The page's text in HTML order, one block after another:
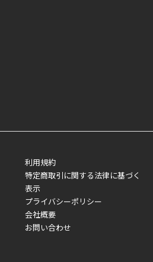
ご了承ください。
かります
が使用できない場合がございま
業日に発送いたします。「お取り
については、その他商品との購入に
。また発送日についても、通常と
商品の説明ページをご確認くださ
た場合
される店舗在庫を使用してご準備
在庫がない場合は店舗よりお取り
利用規約
特定商取引に関する法律に基づく
表示
プライバシーポリシー
会社概要
お問い合わせ